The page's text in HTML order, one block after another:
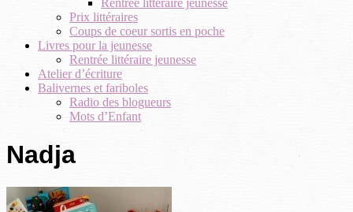
Rentrée littéraire jeunesse
Prix littéraires
Coups de coeur sortis en poche
Livres pour la jeunesse
Rentrée littéraire jeunesse
Atelier d’écriture
Balivernes et fariboles
Radio des blogueurs
Mots d’Enfant
Nadja